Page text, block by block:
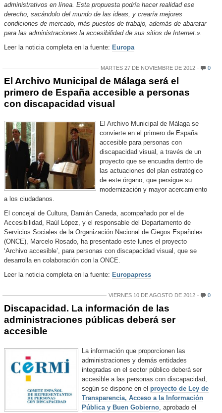
administrativos en línea. Esta propuesta podría hacer realidad ese
derecho, sacándolo del mundo de las ideas, y crearía mejores
condiciones de mercado, más puestos de trabajo, además de abaratar
para las administraciones la accesibilidad de sus sitios de Internet.».
Leer la noticia completa en la fuente: Europa
MARTES 27 DE NOVIEMBRE DE 2012 0
El Archivo Municipal de Málaga será el
primero de España accesible a personas
con discapacidad visual
El Archivo Municipal de Málaga se
convierte en el primero de España
accesible para personas con
discapacidad visual, a través de un
proyecto que se encuadra dentro de
las actuaciones del plan estratégico
de este órgano, que persigue su
modernización y mayor acercamiento
a los ciudadanos.
El concejal de Cultura, Damián Caneda, acompañado por el de
Accesibilidad, Raúl López, y el responsable del Departamento de
Servicios Sociales de la Organización Nacional de Ciegos Españoles
(ONCE), Marcelo Rosado, ha presentado este lunes el proyecto
‘Archivo accesible’, para personas con discapacidad visual, que se
desarrolla en colaboración con la ONCE.
Leer la noticia completa en la fuente: Europapress
VIERNES 10 DE AGOSTO DE 2012 0
Discapacidad. La información de las
administraciones públicas deberá ser
accesible
La información que proporcionen las
administraciones y demás entidades
integradas en el sector público deberá ser
accesible a las personas con discapacidad,
según se dispone en el proyecto de Ley de
Transparencia, Acceso a la Información
Pública y Buen Gobierno, aprobado el